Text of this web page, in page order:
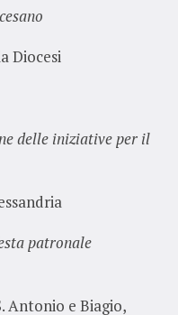
Diocesi
delle iniziative per il
patronale
Antonio e Biagio,